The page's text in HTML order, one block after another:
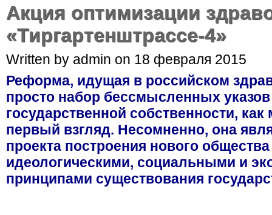
Акция оптимизации
«Тиргартенштрассе-4»
Written by admin on 18 февраля 2015
Реформа, идущая в российском
просто набор бессмысленных
государственной собственности, как
первый взгляд. Несомненно, она
проекта построения нового
идеологическими, социальными и
принципами существования